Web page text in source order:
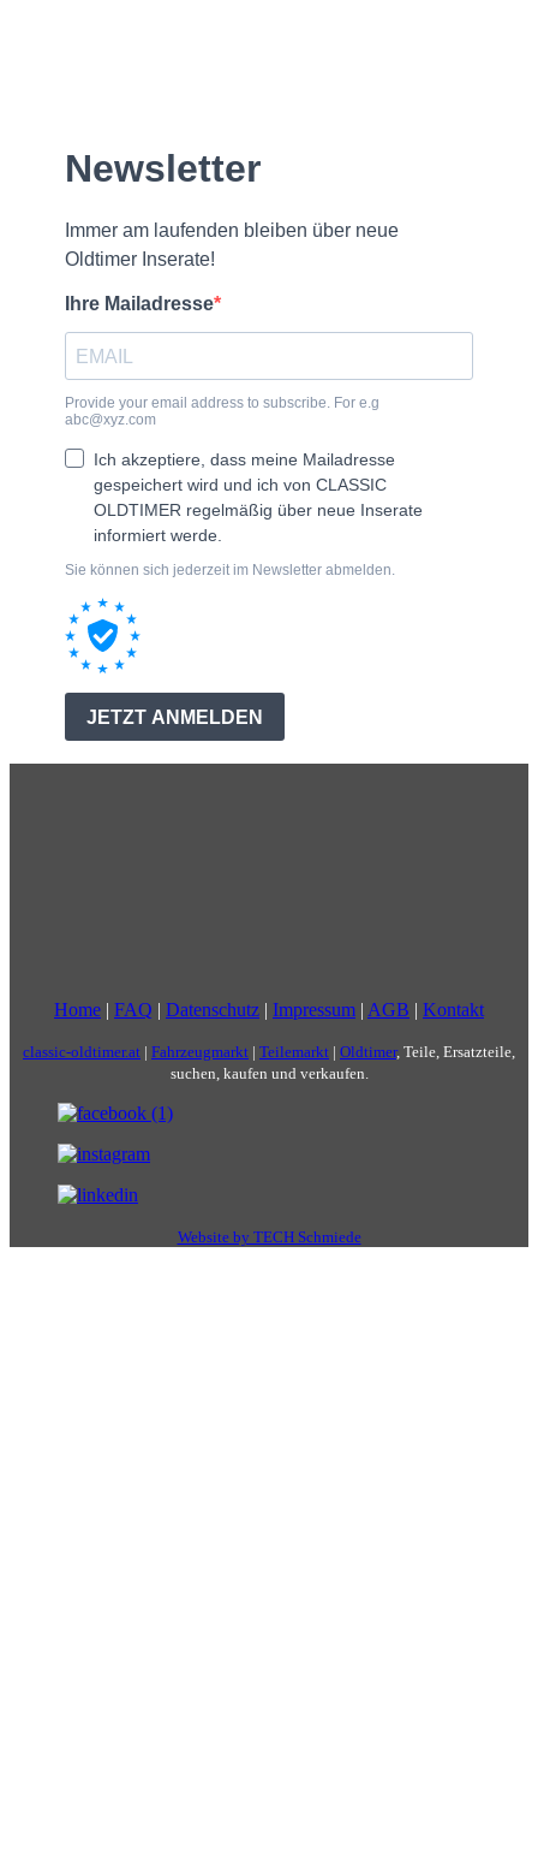
Home | FAQ | Datenschutz | Impressum | AGB | Kontakt
classic-oldtimer.at | Fahrzeugmarkt | Teilemarkt | Oldtimer, Teile, Ersatzteile,
suchen, kaufen und verkaufen.
Website by TECH Schmiede